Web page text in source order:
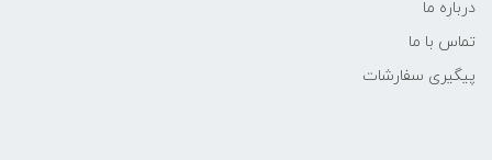
درباره ما
تماس با ما
پیگیری سفارشات